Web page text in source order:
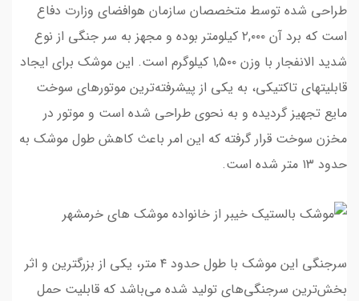
طراحی شده توسط متخصصان سازمان هوافضای وزارت دفاع
است که برد آن ۲,۰۰۰ کیلومتر بوده و مجهز به سر جنگی از نوع
شدید الانفجار با وزن ۱,۵۰۰ کیلوگرم است. این موشک برای ایجاد
قابلیتهای تاکتیکی، به یکی از پیشرفته‌ترین موتورهای سوخت
مایع تجهیز گردیده و به نحوی طراحی شده است و موتور در
مخزن سوخت قرار گرفته که این امر باعث کاهش طول موشک به
حدود ۱۳ متر شده است.
سرجنگی این موشک با طول حدود ۴ متر، یکی از بزرگترین و اثر
بخش‌ترین سرجنگی‌های تولید شده می‌باشد که قابلیت حمل